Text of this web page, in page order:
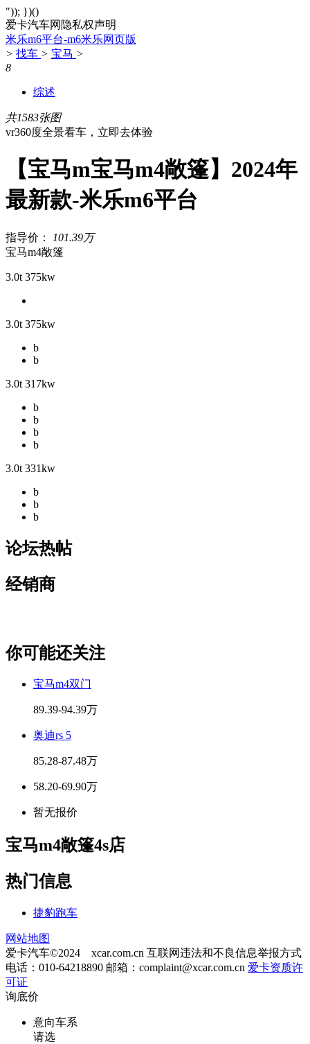
")); })()
爱卡汽车网隐私权声明
米乐m6平台-m6米乐网页版
> 找车 > 宝马 >
8
综述
共1583张图
vr360度全景看车，立即去体验
【宝马m宝马m4敞篷】2024年
最新款-米乐m6平台
指导价：
101.39万
宝马m4敞篷
3.0t 375kw
3.0t 375kw
b
b
3.0t 317kw
b
b
b
b
3.0t 331kw
b
b
b
论坛热帖
经销商
你可能还关注
宝马m4双门
89.39-94.39万
奥迪rs 5
85.28-87.48万
58.20-69.90万
暂无报价
宝马m4敞篷4s店
热门信息
捷豹跑车
网站地图
爱卡汽车©2024 xcar.com.cn 互联网违法和不良信息举报方式
电话：010-64218890 邮箱： complaint@xcar.com.cn 爱卡资质许
可证
询底价
意向车系
请选